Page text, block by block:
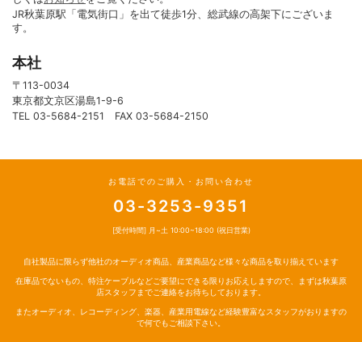
JR秋葉原駅「電気街口」を出て徒歩1分、総武線の高架下にございま
す。
本社
〒113-0034
東京都文京区湯島1-9-6
TEL 03-5684-2151 FAX 03-5684-2150
お電話でのご購入・お問い合わせ
03-3253-9351
[受付時間] 月~土 10:00~18:00 (祝日営業)
自社製品に限らず他社のオーディオ商品、産業商品など様々な商品を取り揃えています
在庫品でないもの、特注ケーブルなどご要望にできる限りお応えしますので、まずは秋葉原
店スタッフまでご連絡をお待ちしております。
またオーディオ、レコーディング、楽器、産業用電線など経験豊富なスタッフがおりますの
で何でもご相談下さい。